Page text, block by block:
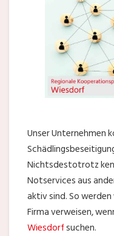
Unser Unternehmen
Nichtsdestotrotz
Notservices aus
aktiv sind. So
Firma verweisen,
Wiesdorfsuchen.